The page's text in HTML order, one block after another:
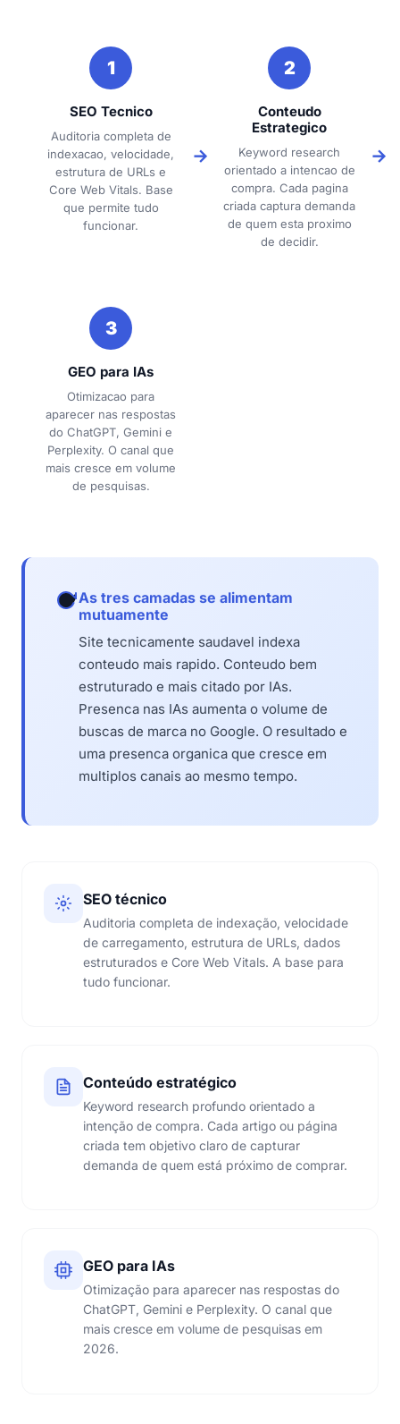
1
SEO Tecnico
Auditoria completa de
indexacao, velocidade,
estrutura de URLs e
Core Web Vitals. Base
que permite tudo
funcionar.
2
Conteudo
Estrategico
Keyword research
orientado a intencao de
compra. Cada pagina
criada captura demanda
de quem esta proximo
de decidir.
3
GEO para IAs
Otimizacao para
aparecer nas respostas
do ChatGPT, Gemini e
Perplexity. O canal que
mais cresce em volume
de pesquisas.
As tres camadas se alimentam
mutuamente
Site tecnicamente saudavel indexa
conteudo mais rapido. Conteudo bem
estruturado e mais citado por IAs.
Presenca nas IAs aumenta o volume de
buscas de marca no Google. O resultado e
uma presenca organica que cresce em
multiplos canais ao mesmo tempo.
SEO técnico
Auditoria completa de indexação, velocidade
de carregamento, estrutura de URLs, dados
estruturados e Core Web Vitals. A base para
tudo funcionar.
Conteúdo estratégico
Keyword research profundo orientado a
intenção de compra. Cada artigo ou página
criada tem objetivo claro de capturar
demanda de quem está próximo de comprar.
GEO para IAs
Otimização para aparecer nas respostas do
ChatGPT, Gemini e Perplexity. O canal que
mais cresce em volume de pesquisas em
2026.